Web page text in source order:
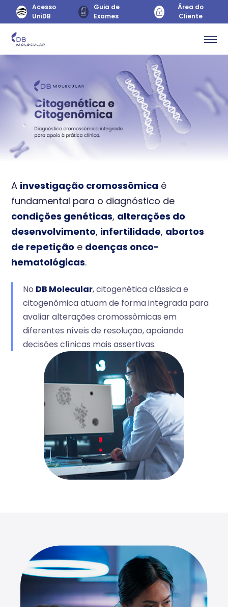
Acesso
UniDB
Guia de
Exames
Área do
Cliente
A investigação cromossômica é
fundamental para o diagnóstico de
condições genéticas, alterações do
desenvolvimento, infertilidade, abortos
de repetição e doenças onco-
hematológicas.
No DB Molecular, citogenética clássica e
citogenômica atuam de forma integrada para
avaliar alterações cromossômicas em
diferentes níveis de resolução, apoiando
decisões clínicas mais assertivas.